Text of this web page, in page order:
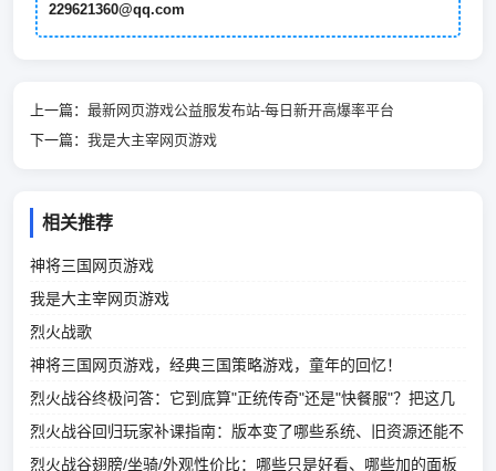
229621360@qq.com
上一篇： 最新网页游戏公益服发布站-每日新开高爆率平台
下一篇： 我是大主宰网页游戏
相关推荐
神将三国网页游戏
我是大主宰网页游戏
烈火战歌
神将三国网页游戏，经典三国策略游戏，童年的回忆！
烈火战谷终极问答：它到底算"正统传奇"还是"快餐服"？把这几
点看明白再决定留不留
烈火战谷回归玩家补课指南：版本变了哪些系统、旧资源还能不
能用、最快追赶路线
烈火战谷翅膀/坐骑/外观性价比：哪些只是好看、哪些加的面板